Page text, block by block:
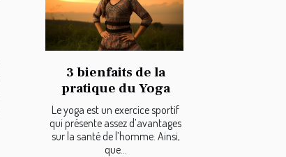
3 bienfaits de la
pratique du Yoga
Le yoga est un exercice sportif
qui présente assez d’avantages
sur la santé de l’homme. Ainsi,
que...